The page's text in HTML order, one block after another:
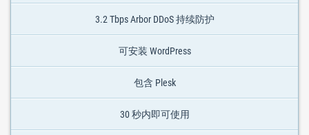
3.2 Tbps Arbor DDoS 持续防护
可安装 WordPress
包含 Plesk
30 秒内即可使用